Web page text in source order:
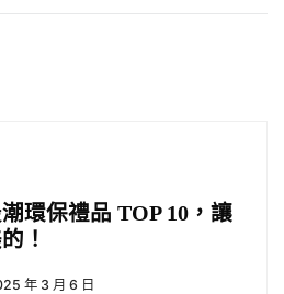
環保禮品 TOP 10，讓
！
年 3 月 6 日